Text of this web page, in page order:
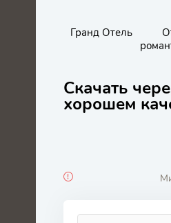
Гранд Отель
Скачать
хорошем